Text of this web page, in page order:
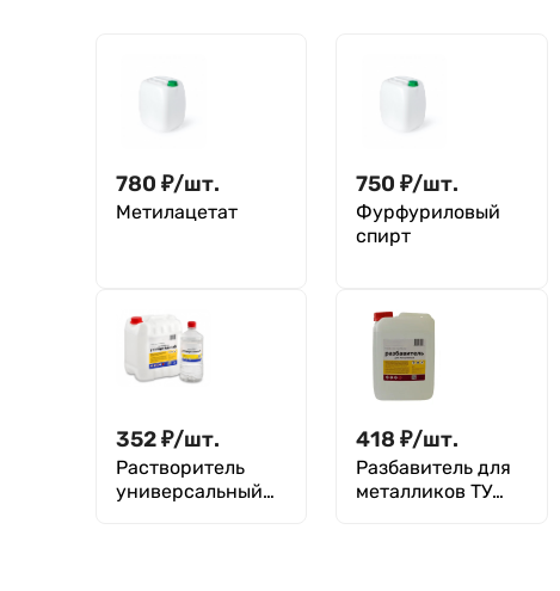
780 ₽/шт.
Метилацетат
750 ₽/шт.
Фурфуриловый
спирт
352₽/шт.
Растворитель
универсальный
418 ₽/шт.
Разбавитель для
металликов ТУ